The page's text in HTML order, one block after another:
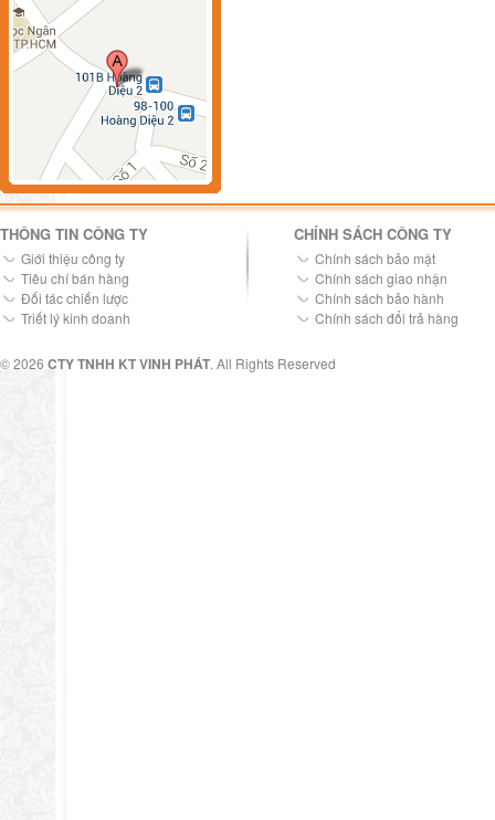
THÔNG TIN CÔNG TY
Giới thiệu công ty
Tiêu chí bán hàng
Đối tác chiến lược
Triết lý kinh doanh
CHÍNH SÁCH CÔNG TY
Chính sách bảo mật
Chính sách giao nhận
Chính sách bảo hành
Chính sách đổi trả hàng
© 2026 CTY TNHH KT VINH PHÁT. All Rights Reserved